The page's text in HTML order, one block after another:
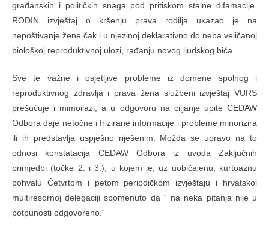
građanskih i političkih snaga pod pritiskom stalne difamacije.
RODIN izvještaj o kršenju prava rodilja ukazao je na
nepoštivanje žene čak i u njezinoj deklarativno do neba veličanoj
biološkoj reproduktivnoj ulozi, rađanju novog ljudskog bića.
Sve te važne i osjetljive probleme iz domene spolnog i
reproduktivnog zdravlja i prava žena službeni izvještaj VURS
prešućuje i mimoilazi, a u odgovoru na ciljanje upite CEDAW
Odbora daje netočne i frizirane informacije i probleme minorizira
ili ih predstavlja uspješno riješenim. Možda se upravo na to
odnosi konstatacija CEDAW Odbora iz uvoda Zaključnih
primjedbi (točke 2. i 3.), u kojem je, uz uobičajenu, kurtoaznu
pohvalu Četvrtom i petom periodičkom izvještaju i hrvatskoj
multiresornoj delegaciji spomenuto da “ na neka pitanja nije u
potpunosti odgovoreno.“